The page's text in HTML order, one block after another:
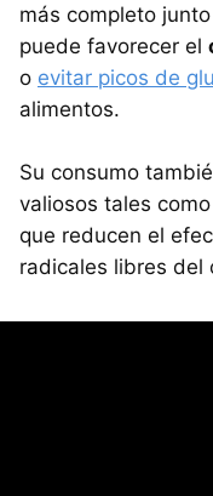
más completo
puede favorecer el
o evitar picos de
alimentos.
Su consumo
valiosos tales
que reducen el
radicales libres del